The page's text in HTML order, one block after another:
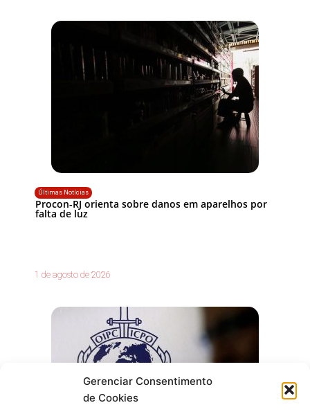
Gerenciar Consentimento
de Cookies
Últimas Notícias
Procon-RJ orienta sobre danos em aparelhos por
falta de luz
1 de agosto de 2026